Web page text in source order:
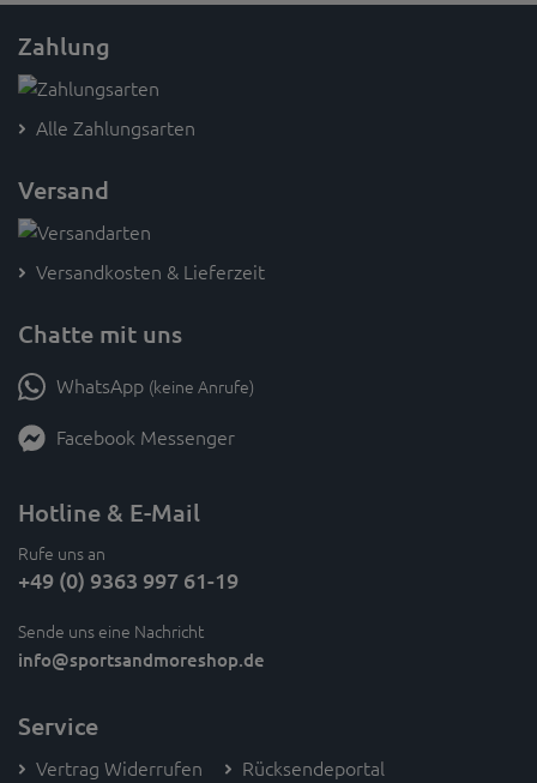
Zahlung
Alle Zahlungsarten
Versand
Versandkosten & Lieferzeit
Chatte mit uns
WhatsApp (keine Anrufe)
Facebook Messenger
Hotline & E-Mail
Rufe uns an
+49 (0) 9363 997 61-19
Sende uns eine Nachricht
info@sportsandmoreshop.de
Service
Vertrag Widerrufen
Rücksendeportal